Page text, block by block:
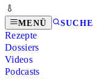
MENÜ SUCHE
Rezepte
Dossiers
Videos
Podcasts